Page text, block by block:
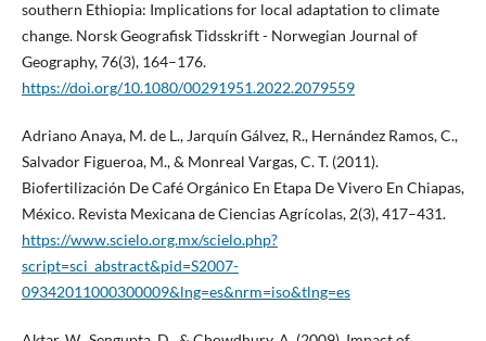
southern Ethiopia: Implications for local adaptation to climate
change. Norsk Geografisk Tidsskrift - Norwegian Journal of
Geography, 76(3), 164–176.
https://doi.org/10.1080/00291951.2022.2079559
Adriano Anaya, M. de L., Jarquín Gálvez, R., Hernández Ramos, C.,
Salvador Figueroa, M., & Monreal Vargas, C. T. (2011).
Biofertilización De Café Orgánico En Etapa De Vivero En Chiapas,
México. Revista Mexicana de Ciencias Agrícolas, 2(3), 417–431.
https://www.scielo.org.mx/scielo.php?
script=sci_abstract&pid=S2007-
09342011000300009&lng=es&nrm=iso&tlng=es